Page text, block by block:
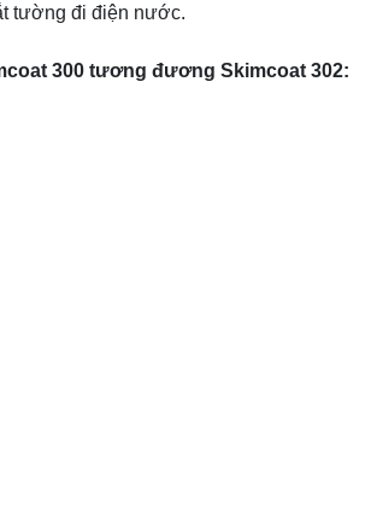
tường đi điện nước.
300 tương đương Skimcoat 302: